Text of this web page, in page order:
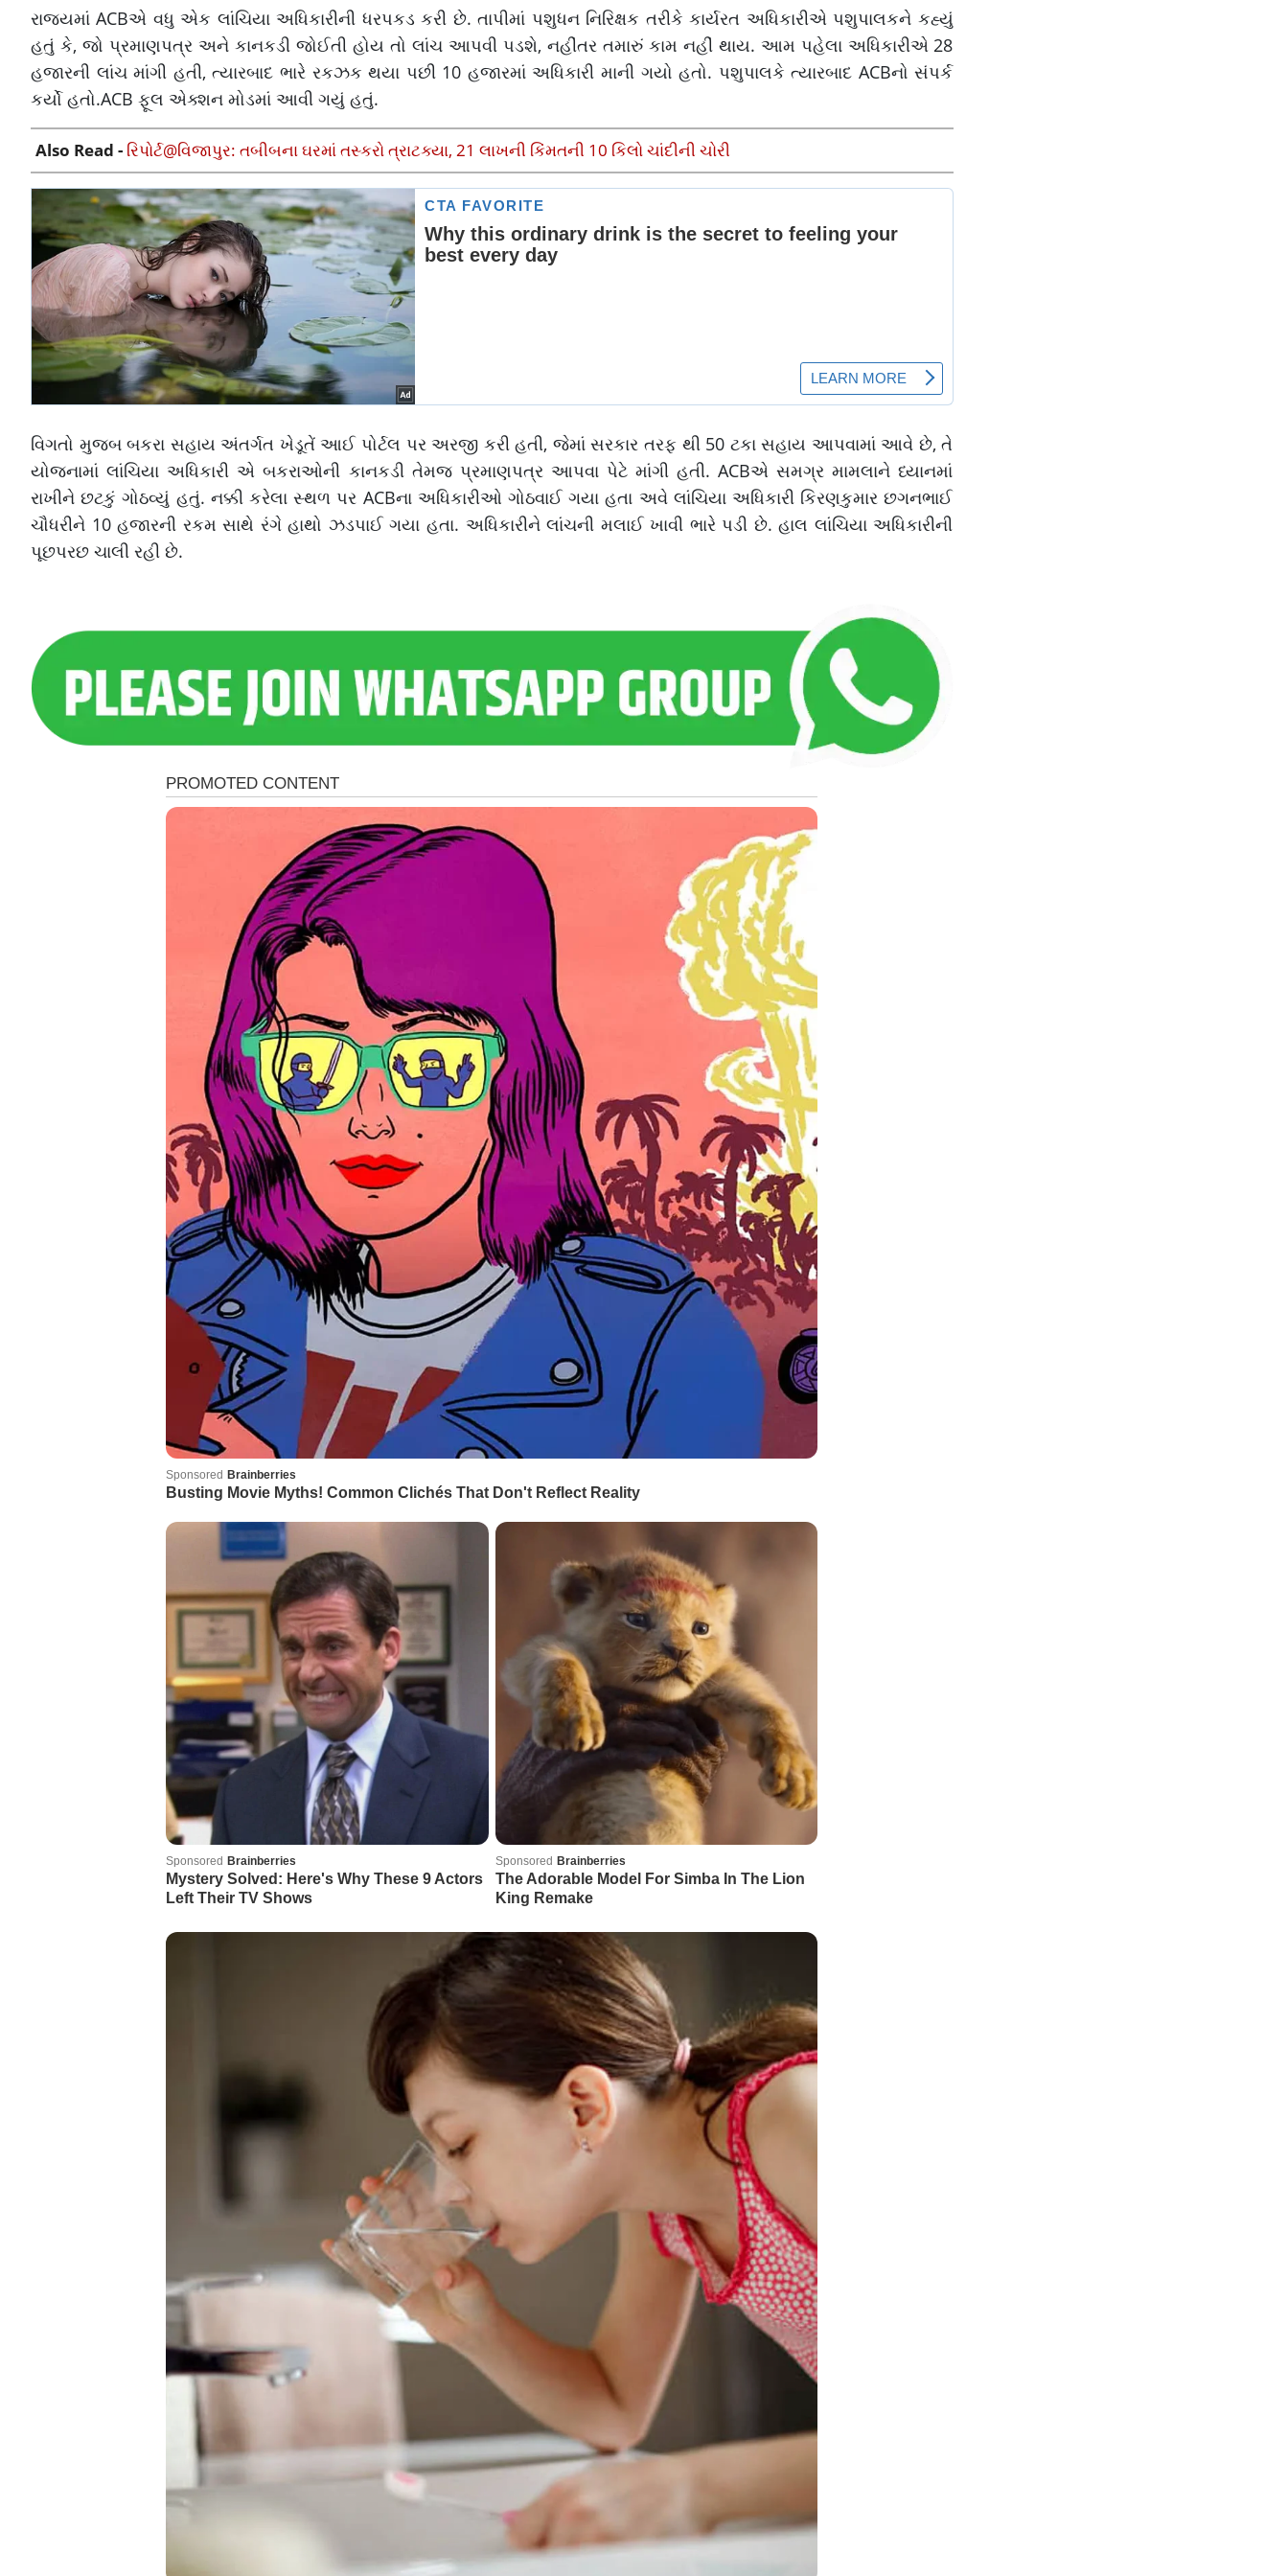
રાજ્યમાં ACBએ વધુ એક લાંચિયા અધિકારીની ધરપકડ કરી છે. તાપીમાં પશુધન નિરિક્ષક તરીકે કાર્યરત અધિકારીએ પશુપાલકને કહ્યું
હતું કે, જો પ્રમાણપત્ર અને કાનકડી જોઈતી હોય તો લાંચ આપવી પડશે, નહીંતર તમારું કામ નહીં થાય. આમ પહેલા અધિકારીએ 28
હજારની લાંચ માંગી હતી, ત્યારબાદ ભારે રકઝક થયા પછી 10 હજારમાં અધિકારી માની ગયો હતો. પશુપાલકે ત્યારબાદ ACBનો સંપર્ક
કર્યો હતો.ACB ફૂલ એક્શન મોડમાં આવી ગયું હતું.
Also Read - રિપોર્ટ@વિજાપુર: તબીબના ઘરમાં તસ્કરો ત્રાટક્યા, 21 લાખની કિંમતની 10 કિલો ચાંદીની ચોરી
વિગતો મુજબ બકરા સહાય અંતર્ગત ખેડૂતેં આઈ પોર્ટલ પર અરજી કરી હતી, જેમાં સરકાર તરફ થી 50 ટકા સહાય આપવામાં આવે છે, તે
યોજનામાં લાંચિયા અધિકારી એ બકરાઓની કાનકડી તેમજ પ્રમાણપત્ર આપવા પેટે માંગી હતી. ACBએ સમગ્ર મામલાને ધ્યાનમાં
રાખીને છટકું ગોઠવ્યું હતું. નક્કી કરેલા સ્થળ પર ACBના અધિકારીઓ ગોઠવાઈ ગયા હતા અવે લાંચિયા અધિકારી કિરણકુમાર છગનભાઈ
ચૌધરીને 10 હજારની રકમ સાથે રંગે હાથો ઝડપાઈ ગયા હતા. અધિકારીને લાંચની મલાઈ ખાવી ભારે પડી છે. હાલ લાંચિયા અધિકારીની
પૂછપરછ ચાલી રહી છે.